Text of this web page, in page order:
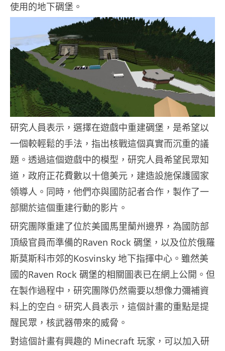
使用的地下碉堡。
研究人員表示，選擇在遊戲中重建碉堡，是希望以
一個較輕鬆的手法，指出核戰這個真實而沉重的議
題。透過這個遊戲中的模型，研究人員希望民眾知
道，政府正花費數以十億美元，建造設施保護國家
領導人。同時，他們亦與國防記者合作，製作了一
部關於這個重建行動的影片。
研究團隊重建了位於美國馬里蘭州邊界，為國防部
頂級官員而準備的Raven Rock 碉堡，以及位於俄羅
斯莫斯科市郊的Kosvinsky 地下指揮中心。雖然美
國的Raven Rock 碉堡的相關圖表已在網上公開。但
在製作過程中，研究團隊仍然需要以想像力彌補資
料上的空白。研究人員表示，這個計畫的重點是提
醒民眾，核武器帶來的威脅。
對這個計畫有興趣的 Minecraft 玩家，可以加入研